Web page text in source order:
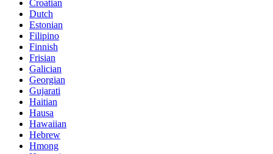
Croatian
Dutch
Estonian
Filipino
Finnish
Frisian
Galician
Georgian
Gujarati
Haitian
Hausa
Hawaiian
Hebrew
Hmong